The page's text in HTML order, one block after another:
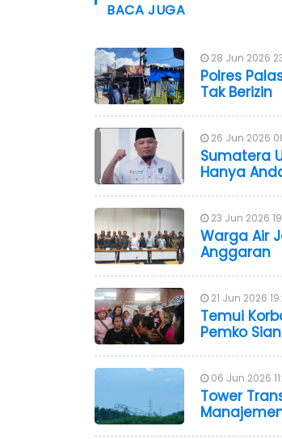
BACA JUGA
28 Jun 2026
Polres
Tak Berizin
26 Jun 2026
Sumatera
Hanya
23 Jun 2026
Warga Air
Anggaran
21 Jun 2026
Temui
Pemko
06 Jun 2026
Tower